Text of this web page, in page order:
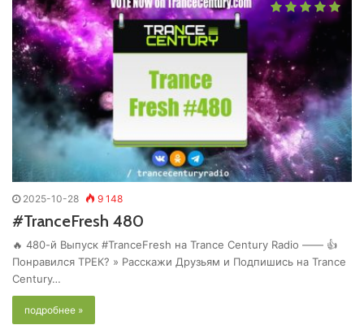
2025-10-28 9 148
#TranceFresh 480
🔥 480-й Выпуск #TranceFresh на Trance Century Radio —— 👍
Понравился ТРЕК? » Расскажи Друзьям и Подпишись на Trance
Century…
подробнее »